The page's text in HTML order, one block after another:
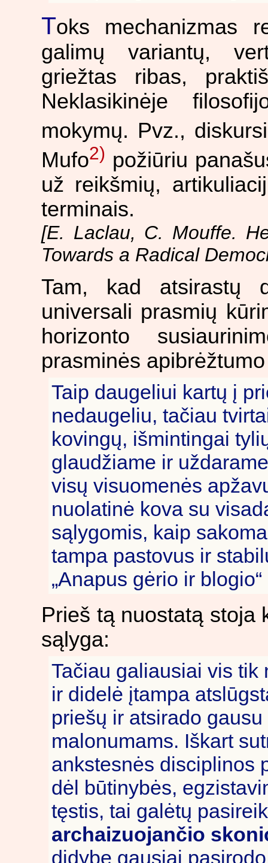
Toks mechanizmas
galimų variantų,
griežtas ribas,
Neklasikinėje
mokymų. Pvz.,
Mufo2) požiūriu
už reikšmių,
terminais.
[E. Laclau, C. Mouffe.
Towards a Radical
Tam, kad atsirastų
universali prasmių
horizonto
prasminės
Taip daugeliui kartų į
nedaugeliu, tačiau
kovingų, išmintingai
glaudžiame ir
visų visuomenės
nuolatinė kova su
sąlygomis, kaip
tampa pastovus ir
„Anapus gėrio ir blogio“
Prieš tą nuostatą stoja
sąlyga:
Tačiau galiausiai vis
ir didelė įtampa
priešų ir atsirado
malonumams. Iškart
ankstesnės disciplinos
dėl būtinybės,
tęstis, tai galėtų
archaizuojančio
didybe gausiai